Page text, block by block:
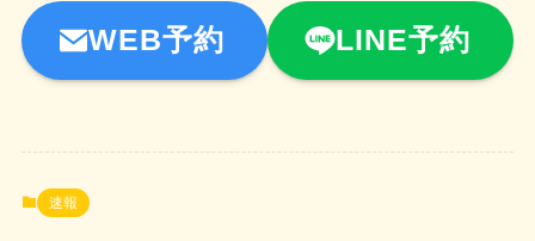
WEB予約 LINE予約
速報